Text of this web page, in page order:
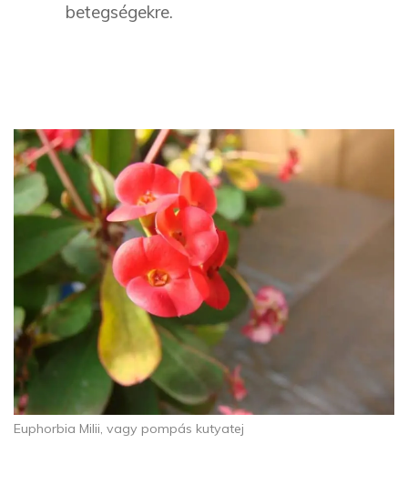
betegségekre.
Euphorbia Milii, vagy pompás kutyatej